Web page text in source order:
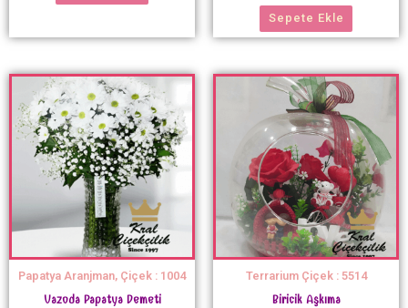
Sepete Ekle
Papatya Aranjman, Çiçek : 1004
Vazoda Papatya Demeti
Terrarium Çiçek : 5514
Biricik Aşkıma